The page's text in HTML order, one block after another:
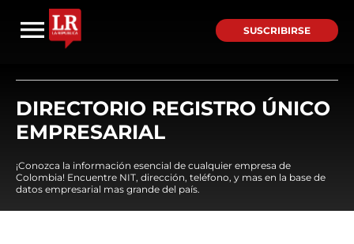
SUSCRIBIRSE
DIRECTORIO REGISTRO ÚNICO
EMPRESARIAL
¡Conozca la información esencial de cualquier empresa de
Colombia! Encuentre NIT, dirección, teléfono, y mas en la base de
datos empresarial mas grande del país.